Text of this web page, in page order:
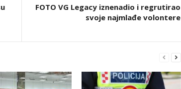
FOTO VG Legacy iznenadio i regrutirao
svoje najmlađe volontere